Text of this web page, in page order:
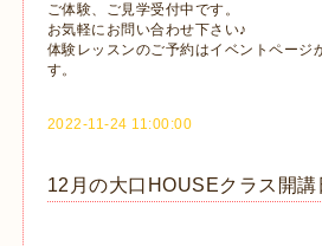
ご体験、ご見学受付中です。
お気軽にお問い合わせ下さい♪
体験レッスンのご予約はイベントページ
す。
2022-11-24 11:00:00
12月の大口HOUSEクラス開講